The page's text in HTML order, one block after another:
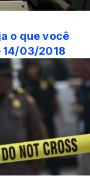
o que você
14/03/2018